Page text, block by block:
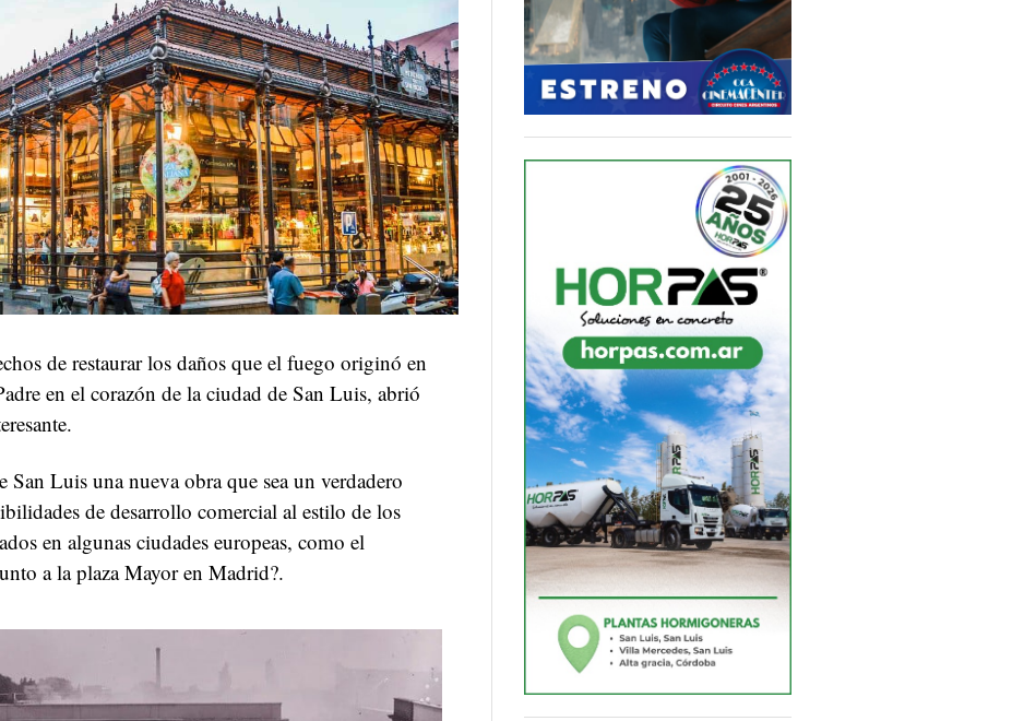
de restaurar los daños que el fuego originó en
en el corazón de la ciudad de San Luis, abrió
San Luis una nueva obra que sea un verdadero
de desarrollo comercial al estilo de los
en algunas ciudades europeas, como el
a la plaza Mayor en Madrid?.